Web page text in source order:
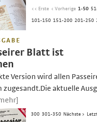
Blatt ist
Version wird allen
zugesandt.Die aktuelle
<< Erste < Vorherige 1-50
101-150 151-200 201-250
300 301-350 Nächste >